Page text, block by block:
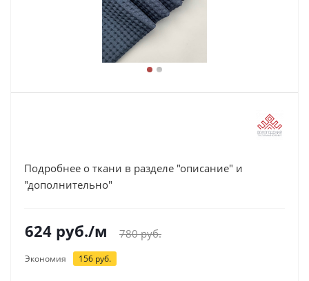
Подробнее о ткани в разделе "описание" и
"дополнительно"
624 руб./м 780руб.
Экономия 156 руб.